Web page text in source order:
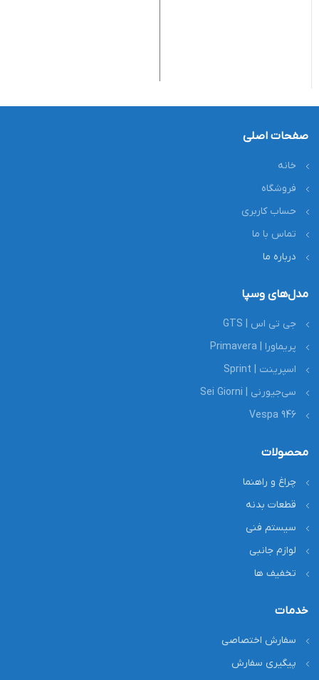
صفحات اصلی
خانه
فروشگاه
حساب کاربری
تماس با ما
درباره ما
مدل‌های وسپا
جی تی اس | GTS
پریماورا | Primavera
اسپرینت | Sprint
سی‌جیورنی | Sei Giorni
Vespa 946
محصولات
چراغ و راهنما
قطعات بدنه
سیستم فنی
لوازم جانبی
تخفیف ها
خدمات
سفارش اختصاصی
پیگیری سفارش